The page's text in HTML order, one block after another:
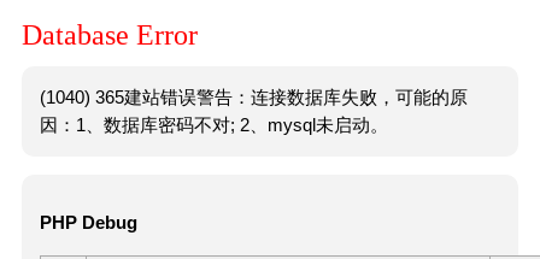
Database Error
(1040) 365建站错误警告：连接数据库失败，可能的原
因：1、数据库密码不对; 2、mysql未启动。
PHP Debug